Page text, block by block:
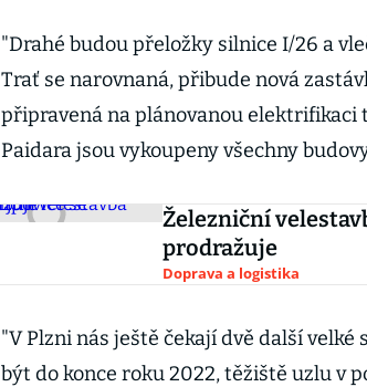
"Drahé budou přeložky silnice I/26 a
Trať se narovnaná, přibude nová
připravená na plánovanou elektrifikaci
Paidara jsou vykoupeny všechny
Železniční
prodražuje
Doprava a logistika
"V Plzni nás ještě čekají dvě další
být do konce roku 2022, těžiště uzlu v